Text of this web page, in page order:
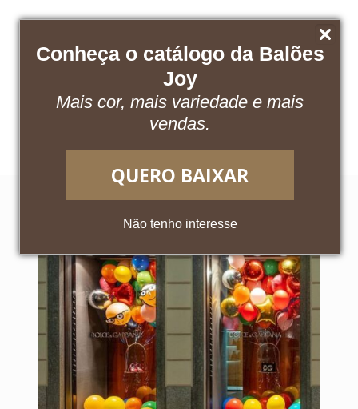
Conheça o catálogo da Balões
Joy
Mais cor, mais variedade e mais
vendas.
QUERO BAIXAR
Não tenho interesse
Baixe nosso catálogo Acesse o App